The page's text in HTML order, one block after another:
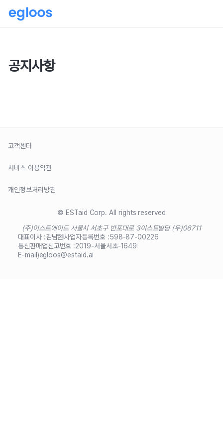
공지사항
고객센터
서비스 이용약관
개인정보처리방침
© ESTaid Corp. All rights reserved
(주)이스트에이드 서울시 서초구 반포대로 3이스트빌딩 (우)06711
대표이사 :김남현사업자등록번호 :598-87-00226
통신판매업신고번호 :2019-서울서초-1649
E-mail)egloos@estaid.ai